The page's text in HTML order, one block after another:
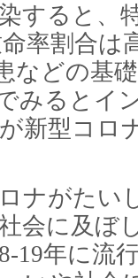
すると、
率割合は
などの基
みるとイ
新型コロ
ナがたい
会に及ぼ
19年に流